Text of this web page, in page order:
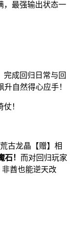
，最强输出状态一
成回归日常与回
自然得心应手！
！
古龙晶【赠】相
石！ 而对回归玩家
酋也能逆天改